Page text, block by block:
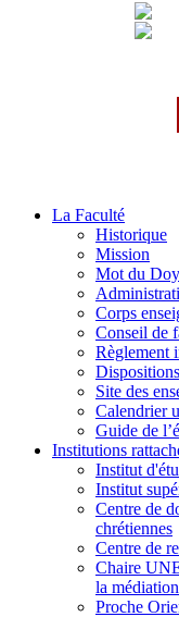
La Faculté
Historique
Mission
Mot du
Corps
Conseil de
Règlement
Site des
Calendrier
Guide de
Institutions
Institut
Institut
Centre de
chrétiennes
Centre de
Chaire
la
Proche